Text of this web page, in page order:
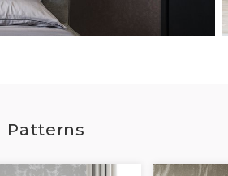
Patterns